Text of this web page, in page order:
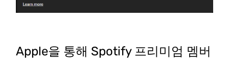
Apple을 통해 Spotify 프리미엄 멤버